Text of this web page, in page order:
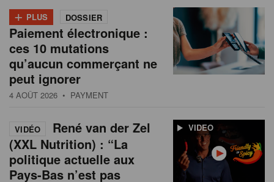
+ PLUS DOSSIER
Paiement électronique :
ces 10 mutations
qu’aucun commerçant ne
peut ignorer
4 AOÛT 2026 • PAYMENT
VIDEO
VIDÉO
René van der Zel
(XXL Nutrition) : “La
politique actuelle aux
Pays-Bas n’est pas